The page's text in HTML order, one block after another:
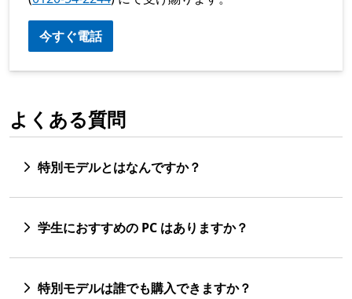
今すぐ電話
よくある質問
特別モデルとはなんですか？
学生におすすめの PC はありますか？
特別モデルは誰でも購入できますか？